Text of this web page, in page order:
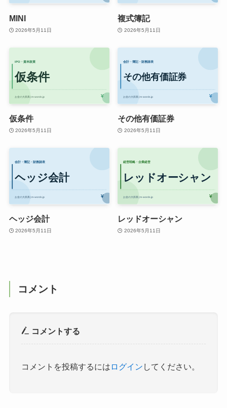
MINI
2026年5月11日
複式簿記
2026年5月11日
仮条件
2026年5月11日
その他有価証券
2026年5月11日
ヘッジ会計
2026年5月11日
レッドオーシャン
2026年5月11日
コメント
コメントする
コメントを投稿するには ログイン してください。